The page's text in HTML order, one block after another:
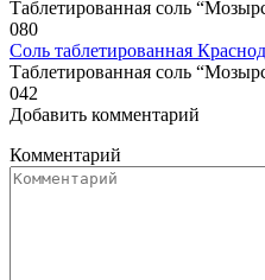
Таблетированная соль
080
Соль таблетированная
Таблетированная соль
042
Добавить комментарий
Комментарий